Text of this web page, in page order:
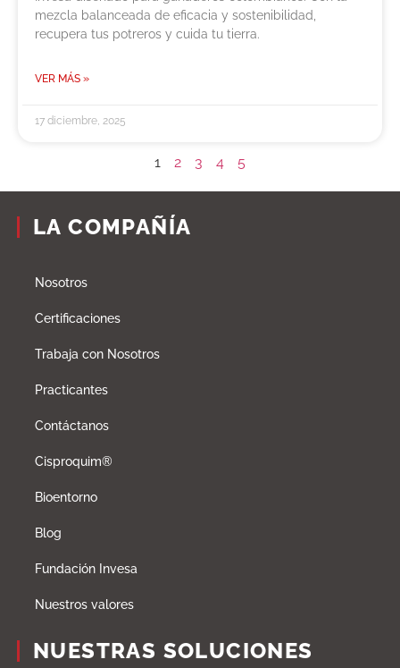
mezcla balanceada de eficacia y sostenibilidad,
recupera tus potreros y cuida tu tierra.
VER MÁS »
17 diciembre, 2025
1 2 3 4 5
LA COMPAÑÍA
Nosotros
Certificaciones
Trabaja con Nosotros
Practicantes
Contáctanos
Cisproquim®
Bioentorno
Blog
Fundación Invesa
Nuestros valores
NUESTRAS SOLUCIONES